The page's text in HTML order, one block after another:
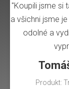
"Koupili jsme si
a všichni jsme
odolné a
Produkt: